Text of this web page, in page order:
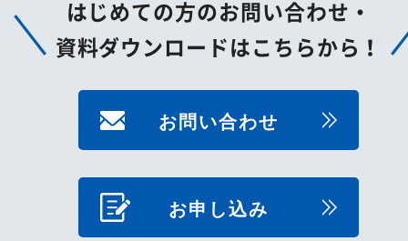
はじめての方のお問い合わせ・
資料ダウンロードはこちらから！
お問い合わせ
お申し込み